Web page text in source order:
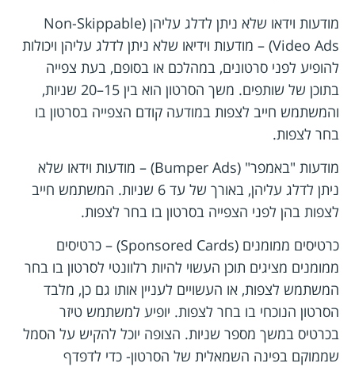
מודעות וידאו שלא ניתן לדלג עליהן (Non-Skippable
Video Ads) – מודעות וידיאו שלא ניתן לדלג עליהן ויכולות
להופיע לפני סרטונים, במהלכם או בסופם, בעת צפייה
בתוכן של שותפים. משך הסרטון הוא בין 15–20 שניות,
והמשתמש חייב לצפות במודעה קודם הצפייה בסרטון בו
בחר לצפות.
מודעות "באמפר" (Bumper Ads) – מודעות וידאו שלא
ניתן לדלג עליהן, באורך של עד 6 שניות. המשתמש חייב
לצפות בהן לפני הצפייה בסרטון בו בחר לצפות.
כרטיסים ממומנים (Sponsored Cards) – כרטיסים
ממומנים מציגים תוכן העשוי להיות רלוונטי לסרטון בו בחר
המשתמש לצפות, או העשויים לעניין אותו גם כן, מלבד
הסרטון הנוכחי בו בחר לצפות. יופיע למשתמש טיזר
בכרטיס במשך מספר שניות. הצופה יוכל להקיש על הסמל
שממוקם בפינה השמאלית של הסרטון- כדי לדפדף